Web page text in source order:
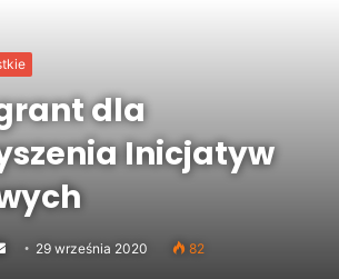
dla
Inicjatyw
Send 29 września 2020 82